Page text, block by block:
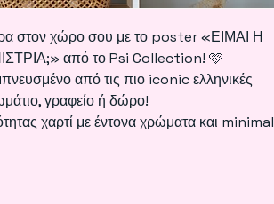
στον χώρο σου με το poster «ΕΙΜΑΙ Η
από το Psi Collection! 🩷
από τις πιο iconic ελληνικές
γραφείο ή δώρο!
χαρτί με έντονα χρώματα και minimal